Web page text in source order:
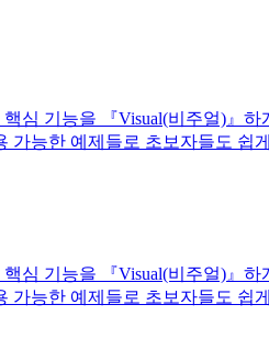
심 기능을 『Visual(비주얼)』
능한 예제들로 초보자들도 쉽
심 기능을 『Visual(비주얼)』
능한 예제들로 초보자들도 쉽